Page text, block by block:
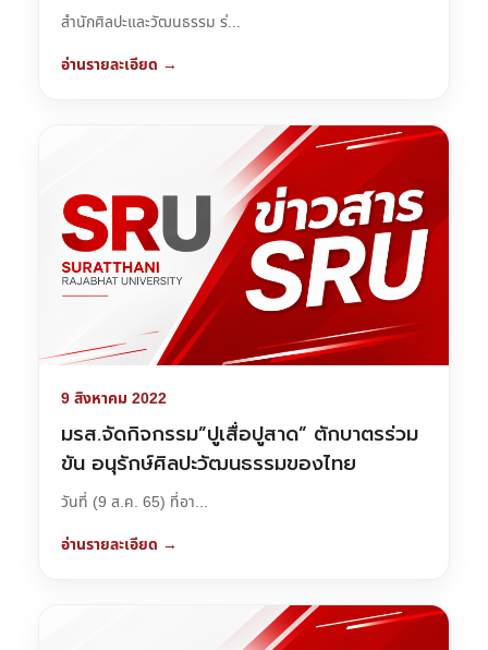
สำนักศิลปะและวัฒนธรรม ร่...
อ่านรายละเอียด →
9 สิงหาคม 2022
มรส.จัดกิจกรรม”ปูเสื่อปูสาด” ตักบาตรร่วม
ขัน อนุรักษ์ศิลปะวัฒนธรรมของไทย
วันที่ (9 ส.ค. 65) ที่อา...
อ่านรายละเอียด →